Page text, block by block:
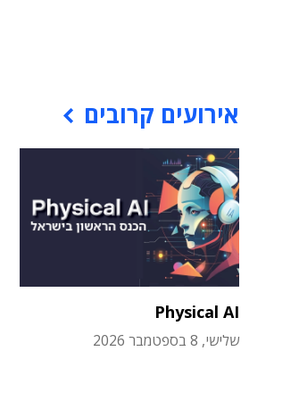
אירועים קרובים
Physical AI
שלישי, 8 בספטמבר 2026